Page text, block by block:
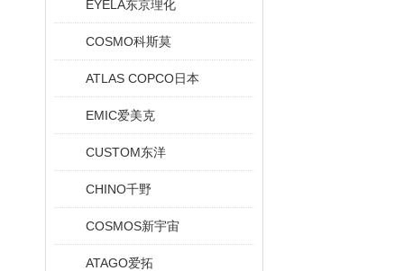
EYELA东京理化
COSMO科斯莫
ATLAS COPCO日本
EMIC爱美克
CUSTOM东洋
CHINO千野
COSMOS新宇宙
ATAGO爱拓